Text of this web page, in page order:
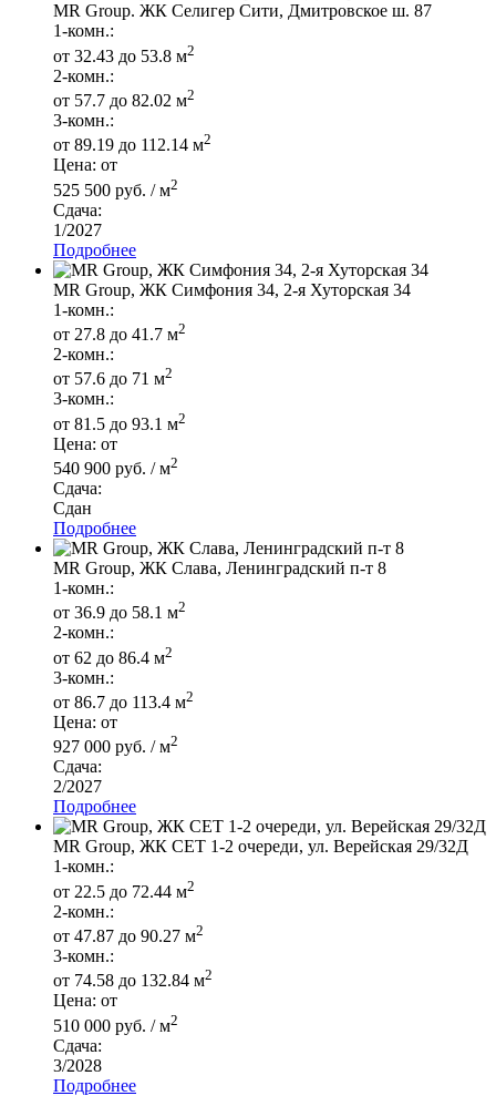
MR Group. ЖК Селигер Сити, Дмитровское ш. 87
1-комн.:
от 32.43 до 53.8 м2
2-комн.:
от 57.7 до 82.02 м2
3-комн.:
от 89.19 до 112.14 м2
Цена: от
525 500 руб. / м2
Сдача:
1/2027
Подробнее
MR Group, ЖК Симфония 34, 2-я Хуторская 34
1-комн.:
от 27.8 до 41.7 м2
2-комн.:
от 57.6 до 71 м2
3-комн.:
от 81.5 до 93.1 м2
Цена: от
540 900 руб. / м2
Сдача:
Сдан
Подробнее
MR Group, ЖК Слава, Ленинградский п-т 8
1-комн.:
от 36.9 до 58.1 м2
2-комн.:
от 62 до 86.4 м2
3-комн.:
от 86.7 до 113.4 м2
Цена: от
927 000 руб. / м2
Сдача:
2/2027
Подробнее
МR Group, ЖК СЕТ 1-2 очереди, ул. Верейская 29/32Д
1-комн.:
от 22.5 до 72.44 м2
2-комн.:
от 47.87 до 90.27 м2
3-комн.:
от 74.58 до 132.84 м2
Цена: от
510 000 руб. / м2
Сдача:
3/2028
Подробнее